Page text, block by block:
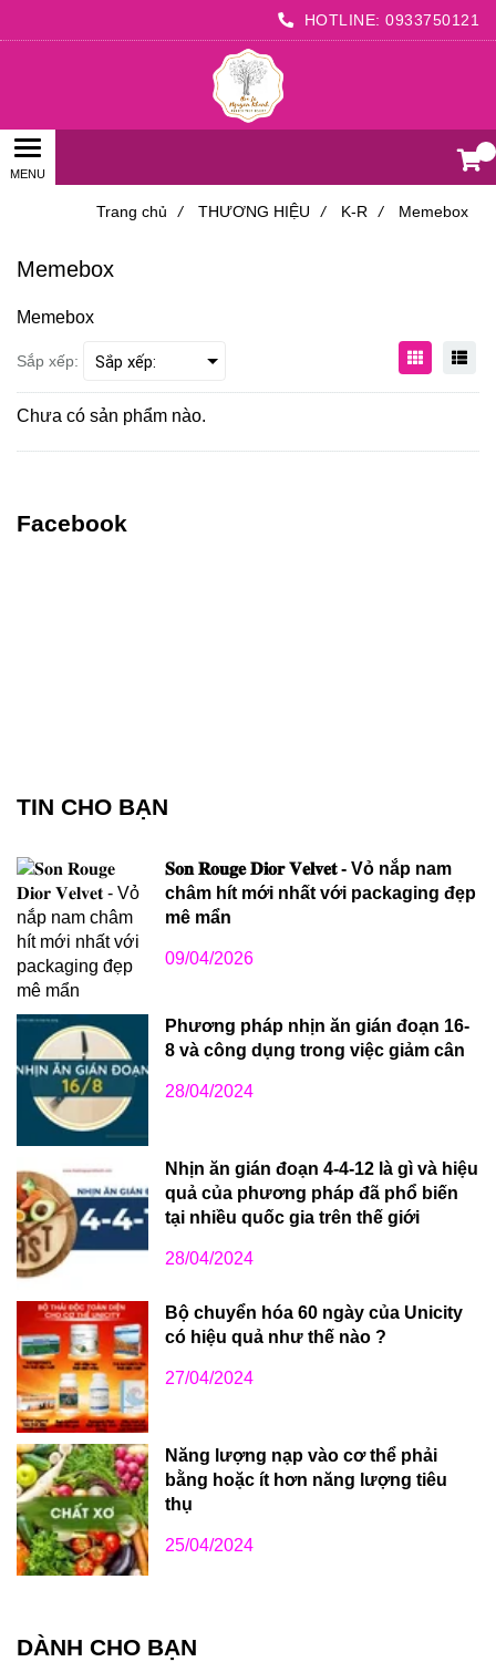
HOTLINE: 0933750121
Trang chủ / THƯƠNG HIỆU / K-R / Memebox
Memebox
Memebox
Sắp xếp:
Chưa có sản phẩm nào.
Facebook
TIN CHO BẠN
𝐒𝐨𝐧 𝐑𝐨𝐮𝐠𝐞 𝐃𝐢𝐨𝐫 𝐕𝐞𝐥𝐯𝐞𝐭 - Vỏ nắp nam
châm hít mới nhất với packaging đẹp
mê mẩn
09/04/2026
Phương pháp nhịn ăn gián đoạn 16-
8 và công dụng trong việc giảm cân
28/04/2024
Nhịn ăn gián đoạn 4-4-12 là gì và hiệu
quả của phương pháp đã phổ biến
tại nhiều quốc gia trên thế giới
28/04/2024
Bộ chuyển hóa 60 ngày của Unicity
có hiệu quả như thế nào ?
27/04/2024
Năng lượng nạp vào cơ thể phải
bằng hoặc ít hơn năng lượng tiêu
thụ
25/04/2024
DÀNH CHO BẠN